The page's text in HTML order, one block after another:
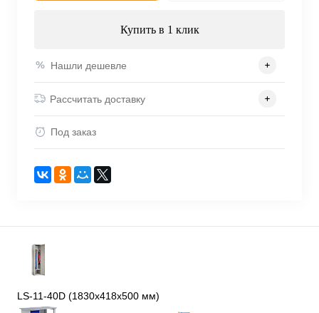
Купить в 1 клик
Нашли дешевле
Рассчитать доставку
Под заказ
LS-11-40D (1830x418x500 мм)